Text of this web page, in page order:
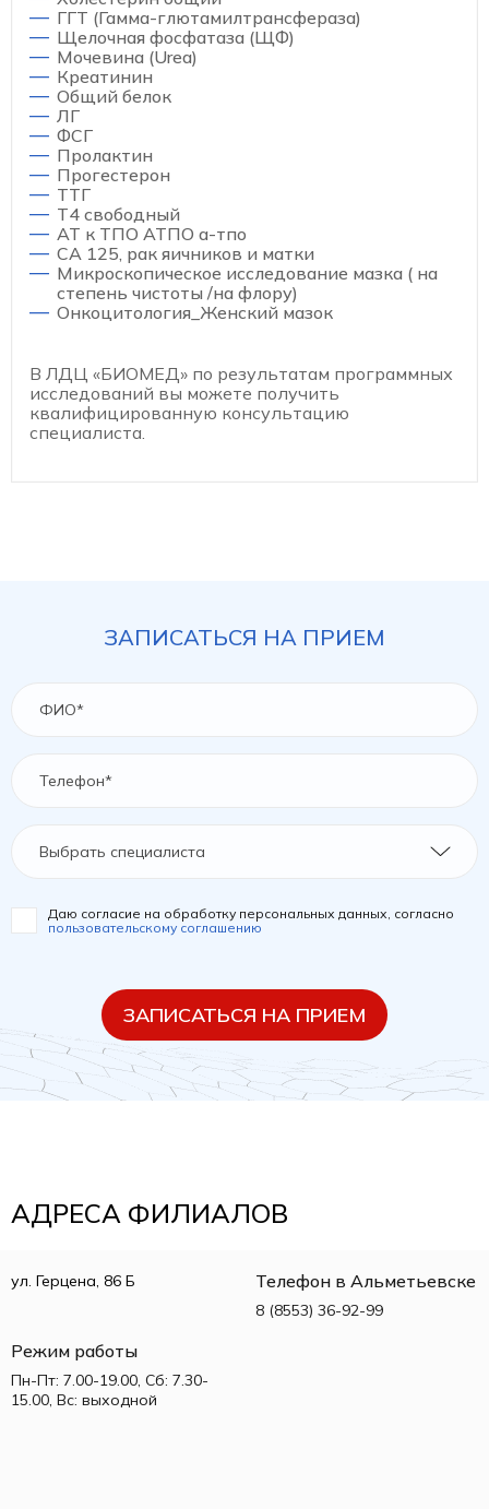
ГГТ (Гамма-глютамилтрансфераза)
Щелочная фосфатаза (ЩФ)
Мочевина (Urea)
Креатинин
Общий белок
ЛГ
ФСГ
Пролактин
Прогестерон
ТТГ
Т4 свободный
АТ к ТПО АТПО а-тпо
СА 125, рак яичников и матки
Микроскопическое исследование мазка ( на
степень чистоты /на флору)
Онкоцитология_Женский мазок
В ЛДЦ «БИОМЕД» по результатам программных
исследований вы можете получить
квалифицированную консультацию
специалиста.
ЗАПИСАТЬСЯ НА ПРИЕМ
Выбрать специалиста
Даю согласие на обработку персональных данных, согласно
пользовательскому соглашению
ЗАПИСАТЬСЯ НА ПРИЕМ
АДРЕСА ФИЛИАЛОВ
ул. Герцена, 86 Б Телефон в Альметьевске
8 (8553) 36-92-99
Режим работы
Пн-Пт: 7.00-19.00, Сб: 7.30-
15.00, Вс: выходной